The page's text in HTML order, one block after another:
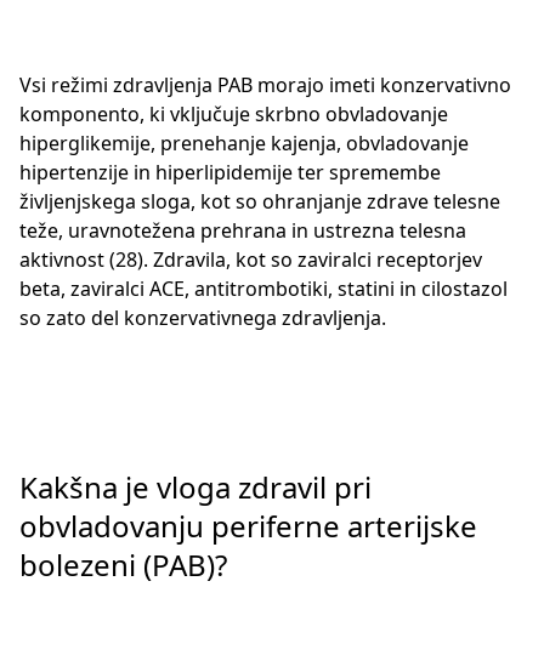
Vsi režimi zdravljenja PAB morajo imeti konzervativno
komponento, ki vključuje skrbno obvladovanje
hiperglikemije, prenehanje kajenja, obvladovanje
hipertenzije in hiperlipidemije ter spremembe
življenjskega sloga, kot so ohranjanje zdrave telesne
teže, uravnotežena prehrana in ustrezna telesna
aktivnost (28). Zdravila, kot so zaviralci receptorjev
beta, zaviralci ACE, antitrombotiki, statini in cilostazol
so zato del konzervativnega zdravljenja.
Kakšna je vloga zdravil pri
obvladovanju periferne arterijske
bolezeni (PAB)?